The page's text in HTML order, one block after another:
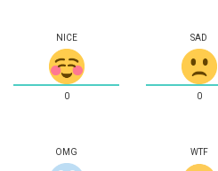
NICE SAD
0
OMG
0
WTF